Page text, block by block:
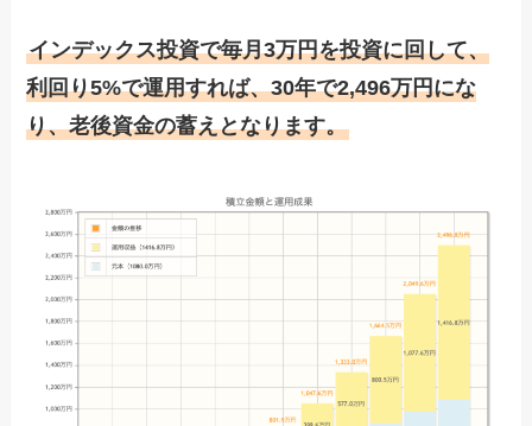
インデックス投資で毎月3万円を投資に回して、
利回り5%で運用すれば、30年で2,496万円にな
り、老後資金の蓄えとなります。